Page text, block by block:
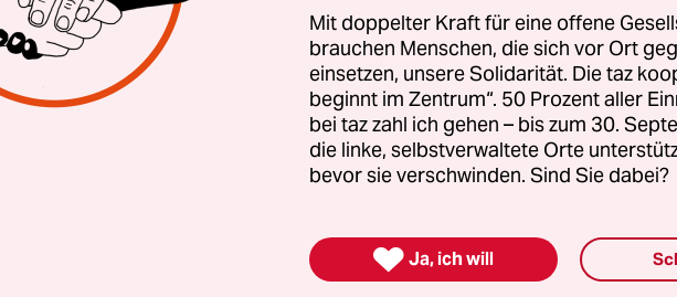
Woche (16.–22. Oktober) wären.
Auch da winken einige Unberechenbarkeiten. Das beginnt
den Auswirkungen der
Landtagswahl in Niedersachsenvom
und der Frage, welche Schlüsse die auch in Berlin zuletzt arg
gebeutelte SPD daraus zieht. Und die SPD in Brandenburg, deren
ist die von der Regierung angestrebte Kreisgebietsreform. Nicht
SPD-Abgeordnete gehen da mit. Werden es zu viele, führt das
Mit doppelter Kraft für eine offene
brauchen Menschen, die sich vor Ort
einsetzen, unsere Solidarität. Die taz
beginnt im Zentrum“. 50 Prozent aller
bei taz zahl ich gehen – bis zum 30.
die linke, selbstverwaltete Orte
bevor sie verschwinden. Sind Sie dabei?
 Ja, ich will